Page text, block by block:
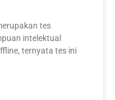
tes
intelektual
ternyata tes ini